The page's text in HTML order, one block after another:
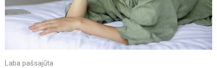
Laba pašsajūta